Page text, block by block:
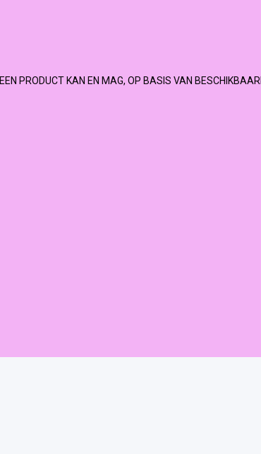
EEN PRODUCT KAN EN MAG, OP BASIS VAN